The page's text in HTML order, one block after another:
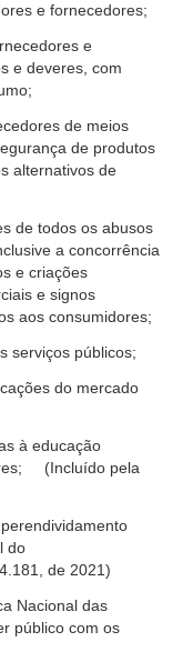
e fornecedores;
e
e deveres, com
de meios
de produtos
alternativos de
de todos os abusos
a concorrência
e criações
e signos
aos consumidores;
serviços públicos;
do mercado
à educação
(Incluído pela
do
de 2021)
Nacional das
público com os